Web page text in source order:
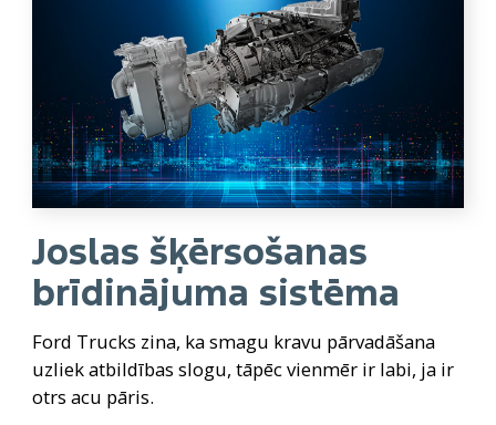
Joslas šķērsošanas
brīdinājuma sistēma
Ford Trucks zina, ka smagu kravu pārvadāšana
uzliek atbildības slogu, tāpēc vienmēr ir labi, ja ir
otrs acu pāris.